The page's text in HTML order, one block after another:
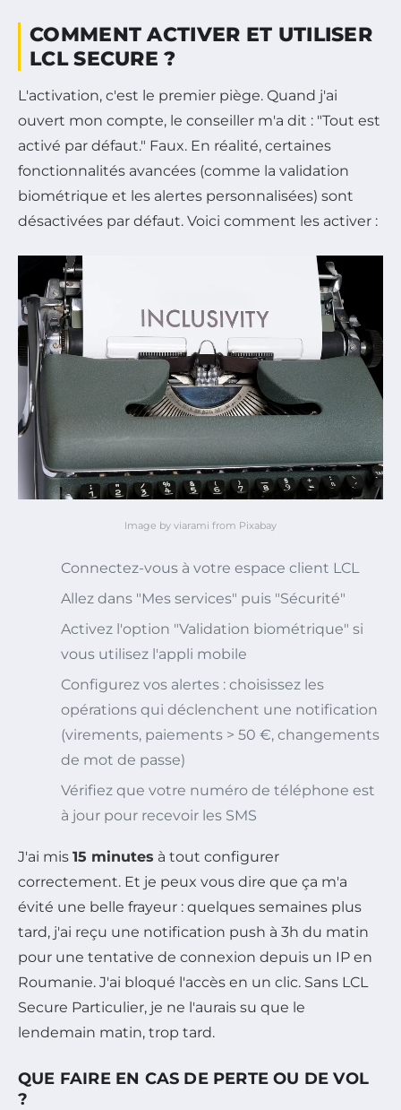
COMMENT ACTIVER ET UTILISER
LCL SECURE ?
L'activation, c'est le premier piège. Quand j'ai
ouvert mon compte, le conseiller m'a dit : "Tout est
activé par défaut." Faux. En réalité, certaines
fonctionnalités avancées (comme la validation
biométrique et les alertes personnalisées) sont
désactivées par défaut. Voici comment les activer :
Image by viarami from Pixabay
Connectez-vous à votre espace client LCL
Allez dans "Mes services" puis "Sécurité"
Activez l'option "Validation biométrique" si
vous utilisez l'appli mobile
Configurez vos alertes : choisissez les
opérations qui déclenchent une notification
(virements, paiements > 50 €, changements
de mot de passe)
Vérifiez que votre numéro de téléphone est
à jour pour recevoir les SMS
J'ai mis 15 minutes à tout configurer
correctement. Et je peux vous dire que ça m'a
évité une belle frayeur : quelques semaines plus
tard, j'ai reçu une notification push à 3h du matin
pour une tentative de connexion depuis un IP en
Roumanie. J'ai bloqué l'accès en un clic. Sans LCL
Secure Particulier, je ne l'aurais su que le
lendemain matin, trop tard.
QUE FAIRE EN CAS DE PERTE OU DE VOL
?